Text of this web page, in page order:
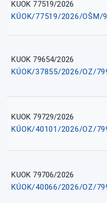
KUOK 77519/2026
KÚOK/77519/2026/OŠM/
KUOK 79654/2026
KÚOK/37855/2026/OZ/
KUOK 79729/2026
KÚOK/40101/2026/OZ/
KUOK 79706/2026
KÚOK/40066/2026/OZ/